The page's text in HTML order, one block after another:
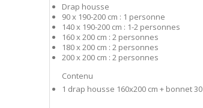
Drap housse
90 x 190-200 cm : 1 personne
140 x 190-200 cm : 1-2 personnes
160 x 200 cm : 2 personnes
180 x 200 cm : 2 personnes
200 x 200 cm : 2 personnes
Contenu
1 drap housse 160x200 cm + bonnet 30